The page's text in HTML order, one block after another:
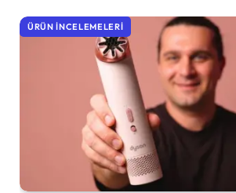
ÜRÜN İNCELEMELERI